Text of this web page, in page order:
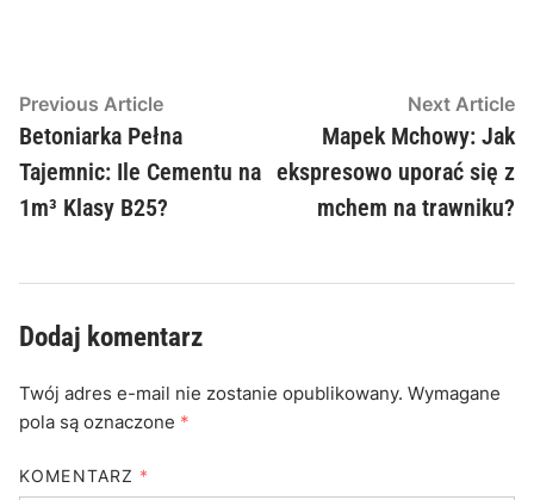
Nawigacja
wpisu
Previous ArticlePrevious
article:
Betoniarka Pełna
Tajemnic: Ile Cementu na
1m³ Klasy B25?
Next Article
Mapek Mchowy: Jak
ekspresowo uporać się z
mchem na trawniku?
Dodaj komentarz
Twój adres e-mail nie zostanie opublikowany. Wymagane
pola są oznaczone *
KOMENTARZ *